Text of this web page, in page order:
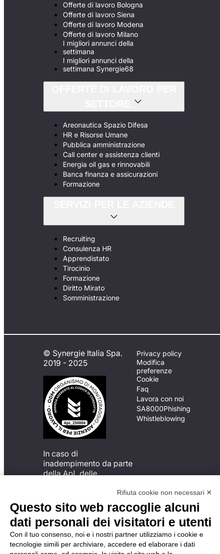
Offerte di lavoro Bologna
Offerte di lavoro Siena
Offerte di lavoro Modena
Offerte di lavoro Milano
I migliori annunci della
settimana
I migliori annunci della
settimana Synergie68
Areonautica Spazio Difesa
HR e Risorse Umane
Pubblica amministrazione
Call center e assistenza clienti
Energia oil gas e rinnovabili
Banca finanza e assicurazioni
Formazione
Recruiting
Consulenza HR
Apprendistato
Tirocinio
Formazione
Diritto Mirato
Somministrazione
© Synergie Italia Spa.
2019 - 2025
In caso di
inadempimento da parte
della ApL delle
del Codice di Condotta, è
possibile presentare un
reclamo
all’Organismo di
Monitoraggio utilizzando
una delle modalità
descritte al seguente
Privacy policy
Modifica
preferenze
Cookie
Faq
Lavora con noi
SA8000Phishing
Whistleblowing
Rifiuta cookie non necessari ✕
Questo sito web raccoglie alcuni
dati personali dei visitatori e utenti
Con il tuo consenso, noi e i nostri partner utilizziamo i cookie e
tecnologie simili per archiviare, accedere ed elaborare i dati